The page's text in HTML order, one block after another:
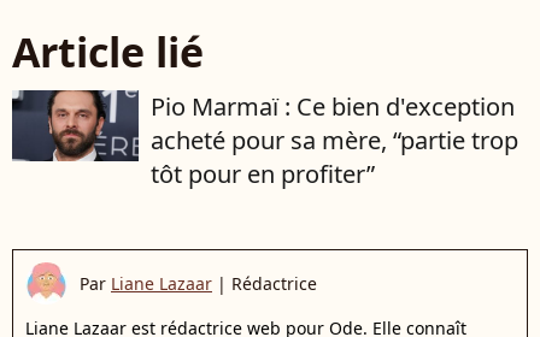
Article lié
Pio Marmaï : Ce bien d'exception
acheté pour sa mère, “partie trop
tôt pour en profiter”
Par Liane Lazaar | Rédactrice
Liane Lazaar est rédactrice web pour Ode. Elle connaît